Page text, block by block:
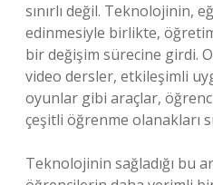
sınırlı değil. Teknolojinin,
edinmesiyle birlikte,
bir değişim sürecine girdi.
video dersler, etkileşimli
oyunlar gibi araçlar,
çeşitli öğrenme olanakları
Teknolojinin sağladığı bu